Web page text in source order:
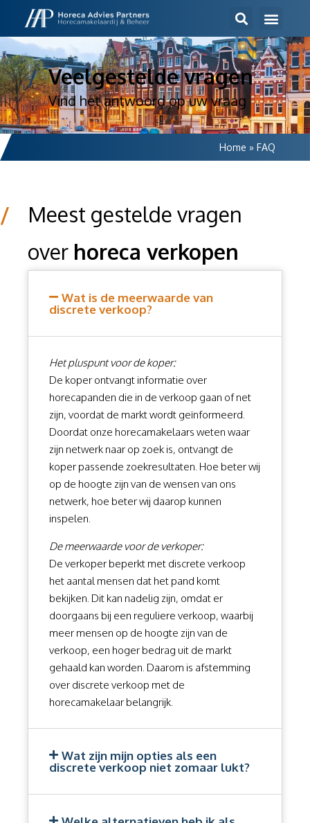
/ Veelgestelde vragen
Vind het antwoord op uw vraag
Home » FAQ
/
Meest gestelde vragen
over horeca verkopen
Wat is de meerwaarde van
discrete verkoop?
Het pluspunt voor de koper:
De koper ontvangt informatie over
horecapanden die in de verkoop gaan of net
zijn, voordat de markt wordt geïnformeerd.
Doordat onze horecamakelaars weten waar
zijn netwerk naar op zoek is, ontvangt de
koper passende zoekresultaten. Hoe beter wij
op de hoogte zijn van de wensen van ons
netwerk, hoe beter wij daarop kunnen
inspelen.
De meerwaarde voor de verkoper:
De verkoper beperkt met discrete verkoop
het aantal mensen dat het pand komt
bekijken. Dit kan nadelig zijn, omdat er
doorgaans bij een reguliere verkoop, waarbij
meer mensen op de hoogte zijn van de
verkoop, een hoger bedrag uit de markt
gehaald kan worden. Daarom is afstemming
over discrete verkoop met de
horecamakelaar belangrijk.
Wat zijn mijn opties als een
discrete verkoop niet zomaar lukt?